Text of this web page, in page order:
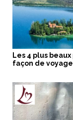
Les 4 plus
façon de